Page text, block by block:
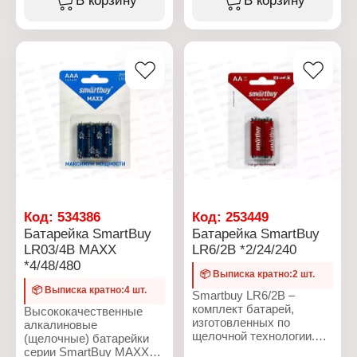
Количество в упаковке: 5
шт
Тип упаковки: в блистере
Типоразмер: CR2032
литиевая
Количество в упаковке: 5
Размер: 20х20х3,2 мм
Условия хранения: от -20
Взаимозаместимость:
Упаковка: блистер
Типоразмер: CR2032
Количество в упаковке: 5
Размер: 20х20х3,2 мм
Условия хранения: от -20
Упаковка: блистер
Код: 534386
Батарейка SmartBuy
LR03/4B MAXX
*4/48/480
📦 Выписка кратно:4 шт.
Высококачественные
алкалиновые
(щелочные) батарейки
серии SmartBuy MAXX
Код:253449
Батарейка SmartBuy
LR6/2B *2/24/240
📦 Выписка кратно:2 шт.
Smartbuy LR6/2B –
комплект батарей,
изготовленных по
щелочной технологии.